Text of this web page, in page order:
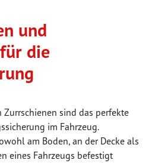
und
die
sind das perfekte
im Fahrzeug.
am Boden, an der Decke als
eines Fahrzeugs befestigt